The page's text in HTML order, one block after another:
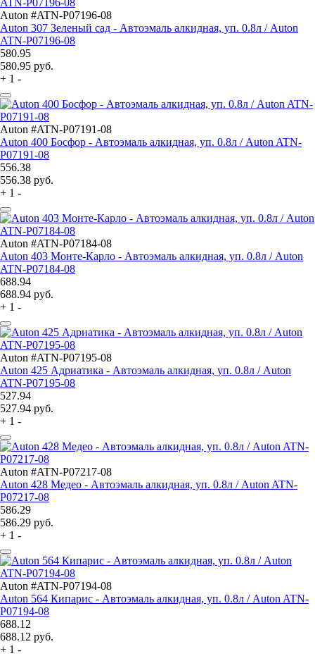
Auton #ATN-P07196-08
Auton 307 Зеленый сад - Автоэмаль алкидная, уп. 0.8л / Auton
ATN-P07196-08
580.95
580.95 руб.
+ 1 -
Auton #ATN-P07191-08
Auton 400 Босфор - Автоэмаль алкидная, уп. 0.8л / Auton ATN-
P07191-08
556.38
556.38 руб.
+ 1 -
Auton #ATN-P07184-08
Auton 403 Монте-Карло - Автоэмаль алкидная, уп. 0.8л / Auton
ATN-P07184-08
688.94
688.94 руб.
+ 1 -
Auton #ATN-P07195-08
Auton 425 Адриатика - Автоэмаль алкидная, уп. 0.8л / Auton
ATN-P07195-08
527.94
527.94 руб.
+ 1 -
Auton #ATN-P07217-08
Auton 428 Медео - Автоэмаль алкидная, уп. 0.8л / Auton ATN-
P07217-08
586.29
586.29 руб.
+ 1 -
Auton #ATN-P07194-08
Auton 564 Кипарис - Автоэмаль алкидная, уп. 0.8л / Auton ATN-
P07194-08
688.12
688.12 руб.
+ 1 -